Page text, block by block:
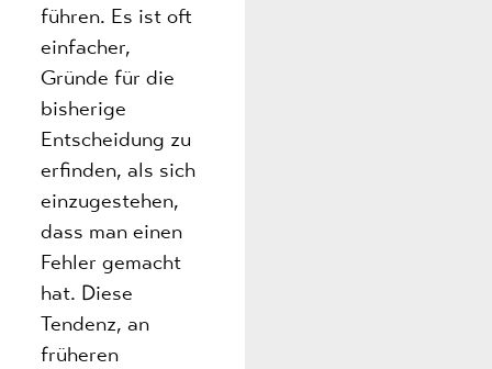
führen. Es ist oft
einfacher,
Gründe für die
bisherige
Entscheidung zu
erfinden, als sich
einzugestehen,
dass man einen
Fehler gemacht
hat. Diese
Tendenz, an
früheren